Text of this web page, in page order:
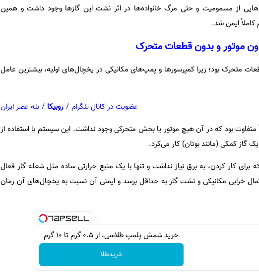
از مسمومیت و حتی مرگ خانواده‌ها در اثر نشت این گازها وجود داشت و همین
کاملاً ایمن شد.
موتور و بدون قطعات متحرک
متحرک بود؛ زیرا کمپرسورها و پمپ‌های مکانیکی در یخچال‌های اولیه، بیشترین عامل
عضویت در کانال تلگرام / روبیکا / بله عصر ایران
بود که در آن هیچ موتور یا بخش متحرکی وجود نداشت. این سیستم با استفاده از
گاز کمکی (مانند بوتان) کار می‌کرد.
برای کار کردن، به برق نیاز نداشت و تنها با یک منبع حرارتی ساده مثل شعله گاز فعال
خرابی مکانیکی و نشت گاز به حداقل برسد و ایمنی آن نسبت به یخچال‌های آن زمان
خرید شمش پلمپ طلاسی، از ۰.۵ گرم تا ۱۰ گرم
خریدطلا